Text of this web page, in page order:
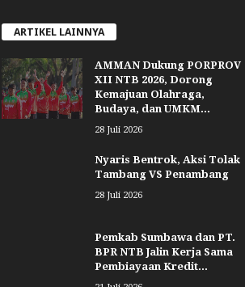
ARTIKEL LAINNYA
AMMAN Dukung PORPROV
XII NTB 2026, Dorong
Kemajuan Olahraga,
Budaya, dan UMKM...
28 Juli 2026
Nyaris Bentrok, Aksi Tolak
Tambang VS Penambang
28 Juli 2026
Pemkab Sumbawa dan PT.
BPR NTB Jalin Kerja Sama
Pembiayaan Kredit...